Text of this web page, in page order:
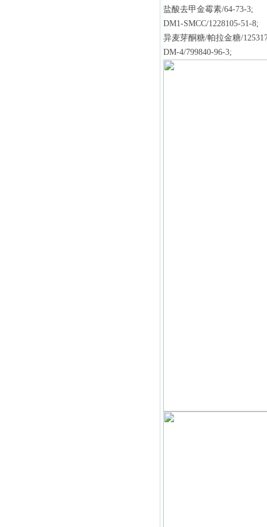
盐酸去甲金霉素/64-73-3;
DM1-SMCC/1228105-51-8;
异麦芽酮糖/帕拉金糖/
DM-4/799840-96-3;